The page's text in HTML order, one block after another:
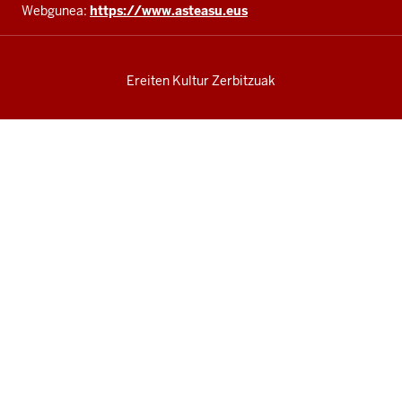
Webgunea: https://www.asteasu.eus
Ereiten Kultur Zerbitzuak